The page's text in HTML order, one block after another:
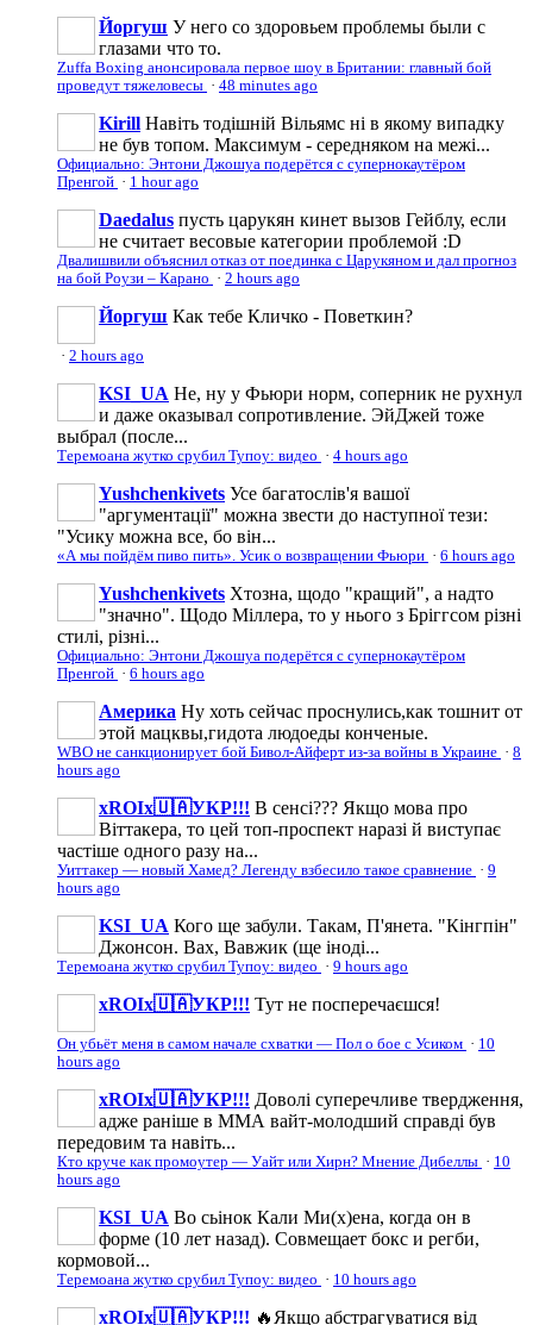
Йоргуш У него со здоровьем проблемы были с
глазами что то.
Zuffa Boxing анонсировала первое шоу в Британии: главный бой
проведут тяжеловесы · 48 minutes ago
Kirill Навіть тодішній Вільямс ні в якому випадку
не був топом. Максимум - середняком на межі...
Официально: Энтони Джошуа подерётся с супернокаутёром
Пренгой · 1 hour ago
Daedalus пусть царукян кинет вызов Гейблу, если
не считает весовые категории проблемой :D
Двалишвили объяснил отказ от поединка с Царукяном и дал прогноз
на бой Роузи – Карано · 2 hours ago
Йоргуш Как тебе Кличко - Поветкин?
· 2 hours ago
KSI_UA Не, ну у Фьюри норм, соперник не рухнул
и даже оказывал сопротивление. ЭйДжей тоже
выбрал (после...
Теремоана жутко срубил Тупоу: видео · 4 hours ago
Yushchenkivets Усе багатослів'я вашої
"аргументації" можна звести до наступної тези:
"Усику можна все, бо він...
«А мы пойдём пиво пить». Усик о возвращении Фьюри · 6 hours ago
Yushchenkivets Хтозна, щодо "кращий", а надто
"значно". Щодо Міллера, то у нього з Бріггсом різні
стилі, різні...
Официально: Энтони Джошуа подерётся с супернокаутёром
Пренгой · 6 hours ago
Америка Ну хоть сейчас проснулись,как тошнит от
этой мацквы,гидота людоеды конченые.
WBO не санкционирует бой Бивол-Айферт из-за войны в Украине · 8
hours ago
xROIx🇺🇦УКР!!! В сенсі??? Якщо мова про
Віттакера, то цей топ-проспект наразі й виступає
частіше одного разу на...
Уиттакер — новый Хамед? Легенду взбесило такое сравнение · 9
hours ago
KSI_UA Кого ще забули. Такам, П'янета. "Кінгпін"
Джонсон. Вах, Вавжик (ще іноді...
Теремоана жутко срубил Тупоу: видео · 9 hours ago
xROIx🇺🇦УКР!!! Тут не посперечаєшся!
Он убьёт меня в самом начале схватки — Пол о бое с Усиком · 10
hours ago
xROIx🇺🇦УКР!!! Доволі суперечливе твердження,
адже раніше в ММА вайт-молодший справді був
передовим та навіть...
Кто круче как промоутер — Уайт или Хирн? Мнение Дибеллы · 10
hours ago
KSI_UA Во сьінок Кали Ми(х)ена, когда он в
форме (10 лет назад). Совмещает бокс и регби,
кормовой...
Теремоана жутко срубил Тупоу: видео · 10 hours ago
xROIx🇺🇦УКР!!! 🔥Якщо абстрагуватися від